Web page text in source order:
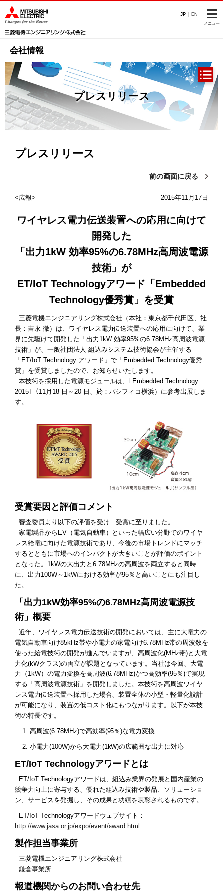
JP EN
メニュー
会社情報
プレスリリース
プレスリリース
前の画面に戻る
広報 2015年11月17日
ワイヤレス電力伝送装置への応用に向けて
開発した
「出力1kW 効率95%の6.78MHz高周波電源
技術」が
ET/IoT Technologyアワード「Embedded
Technology優秀賞」を受賞
三菱電機エンジニアリング株式会社（本社：東京都千代田区、社
長：吉永 徹）は、ワイヤレス電力伝送装置への応用に向けて、業
界に先駆けて開発した「出力1kW 効率95%の6.78MHz高周波電源
技術」が、一般社団法人 組込みシステム技術協会が主催する
「ET/IoT Technology アワード」で「Embedded Technology優秀
賞」を受賞しましたので、お知らせいたします。
本技術を採用した電源モジュールは、｢Embedded Technology
2015｣（11月18 日～20 日、於：パシフィコ横浜）に参考出展しま
す。
受賞要因と評価コメント
審査委員より以下の評価を受け、受賞に至りました。
家電製品からEV（電気自動車）といった幅広い分野でのワイヤ
レス給電に向けた電源技術であり、今後の市場トレンドにマッチ
するとともに市場へのインパクトが大きいことが評価のポイント
となった。1kWの大出力と6.78MHzの高周波を両立すると同時
に、出力100W～1kWにおける効率が95％と高いことにも注目し
た。
「出力1kW効率95%の6.78MHz高周波電源技
術」概要
近年、ワイヤレス電力伝送技術の開発においては、主に大電力の
電気自動車向け85kHz帯や小電力の家電向け6.78MHz帯の周波数を
使った給電技術の開発が進んでいますが、高周波化(MHz帯)と大電
力化(kWクラス)の両立が課題となっています。当社は今回、大電
力（1kW）の電力変換を高周波(6.78MHz)かつ高効率(95％)で実現
する「高周波電源技術」を開発しました。本技術を高周波ワイヤ
レス電力伝送装置へ採用した場合、装置全体の小型・軽量化設計
が可能になり、装置の低コスト化にもつながります。以下が本技
術の特長です。
高周波(6.78MHz)で高効率(95％)な電力変換
小電力(100W)から大電力(1kW)の広範囲な出力に対応
ET/IoT Technologyアワードとは
ET/IoT Technologyアワードは、組込み業界の発展と国内産業の
競争力向上に寄与する、優れた組込み技術や製品、ソリューショ
ン、サービスを発掘し、その成果と功績を表彰されるものです。
ET/IoT Technologyアワードウェブサイト：
http://www.jasa.or.jp/expo/event/award.html
製作担当事業所
三菱電機エンジニアリング株式会社
鎌倉事業所
報道機関からのお問い合わせ先